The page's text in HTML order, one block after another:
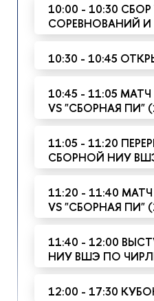
10:00 - 10:30
СОРЕВНОВАНИЙ
10:30 - 10:45
10:45 - 11:05
VS "СБОРНАЯ ПИ"
11:05 - 11:20
СБОРНОЙ НИУ
11:20 - 11:40
VS "СБОРНАЯ ПИ"
11:40 - 12:00
НИУ ВШЭ ПО
12:00 - 17:30